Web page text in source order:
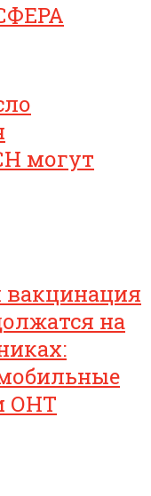
могут
вакцинация
на
ОНТ